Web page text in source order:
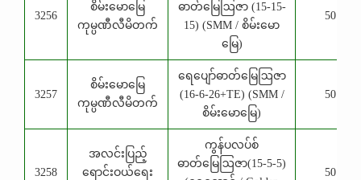
3256
စိမ်းမောမြေ
ကုမ္ပဏီလီမိတက်
ဓာတ်မြေဩဇာ (15-15-
15) (SMM / စိမ်းမော
မြေ)
50 Kg
3257
စိမ်းမောမြေ
ကုမ္ပဏီလီမိတက်
ရေပျော်ဓာတ်မြေဩဇာ
(16-6-26+TE) (SMM /
စိမ်းမောမြေ)
50 Kg
3258
အလင်းပြည့်
ရောင်းဝယ်ရေး
ကွန်ပလပ်စ်
ဓာတ်မြေဩဇာ(15-5-5)
50 Kg